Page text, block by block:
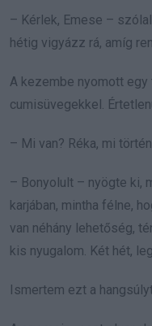
– Kérlek, Emese –
hétig vigyázz rá, amíg
A kezembe nyomott
cumisüvegekkel.
– Mi van? Réka, mi
– Bonyolult – nyögte ki,
karjában, mintha félne,
van néhány lehetőség,
kis nyugalom. Két hét,
Ismertem ezt a